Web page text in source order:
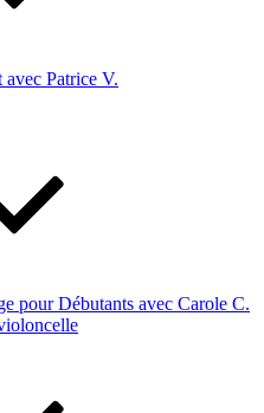
avec Patrice V.
pour Débutants avec Carole C.